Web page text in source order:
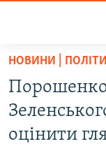
Перейти
основного
матеріалу
Перейти
до
ВСЕ ЗА ДОБУ
СТАТТІ
НОВИНИ |
оцінити